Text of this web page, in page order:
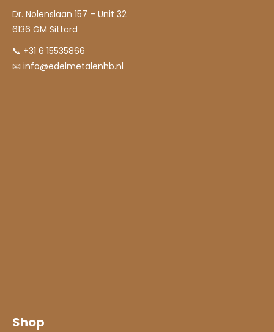
Dr. Nolenslaan 157 – Unit 32
6136 GM Sittard
📞 +31 6 15535866
📧 info@edelmetalenhb.nl
Shop